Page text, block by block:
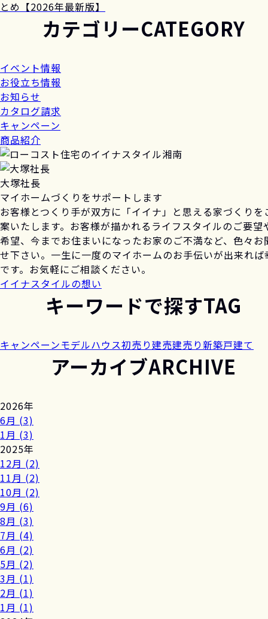
とめ【2026年最新版】
カテゴリーCATEGORY
イベント情報
お役立ち情報
お知らせ
カタログ請求
キャンペーン
商品紹介
大塚社長
マイホームづくりをサポートします
お客様とつくり手が双方に「イイナ」と思える家づくりを
案いたします。お客様が描かれるライフスタイルのご要望
希望、今までお住まいになったお家のご不満など、色々お
せ下さい。一生に一度のマイホームのお手伝いが出来れば
です。お気軽にご相談ください。
イイナスタイルの想い
キーワードで探すTAG
キャンペーンモデルハウス初売り建売建売り新築戸建て
アーカイブARCHIVE
2026年
6月 (3)
1月 (3)
2025年
12月 (2)
11月 (2)
10月 (2)
9月 (6)
8月 (3)
7月 (4)
6月 (2)
5月 (2)
3月 (1)
2月 (1)
1月 (1)